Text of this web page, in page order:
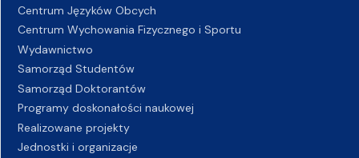
Centrum Języków Obcych
Centrum Wychowania Fizycznego i Sportu
Wydawnictwo
Samorząd Studentów
Samorząd Doktorantów
Programy doskonałości naukowej
Realizowane projekty
Jednostki i organizacje